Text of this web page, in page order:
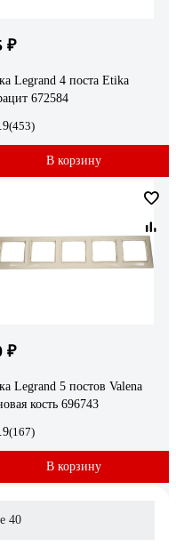
₽
Legrand 4 поста Etika
672584
(453)
В корзину
₽
Legrand 5 постов Valena
кость 696743
(167)
В корзину
40